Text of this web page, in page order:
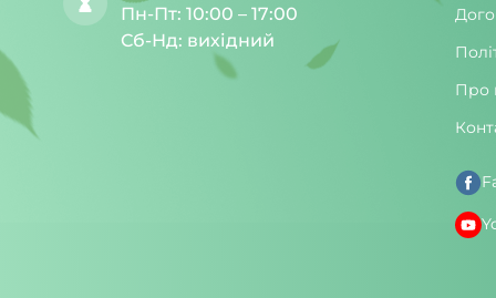
Пн-Пт: 10:00 – 17:00
Сб-Нд: вихідний
Про